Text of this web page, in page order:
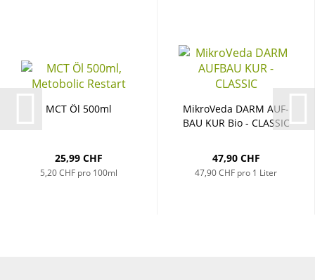
MCT Öl 500ml
25,99 CHF
5,20 CHF pro 100ml
Mi­kro­Ve­da DARM AUF­
BAU KUR Bio - CLAS­SIC
47,90 CHF
47,90 CHF pro 1 Liter